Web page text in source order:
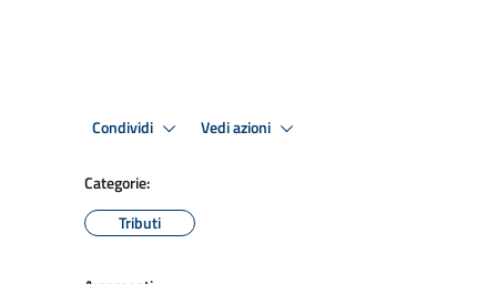
Condividi Vedi azioni
Categorie:
Tributi